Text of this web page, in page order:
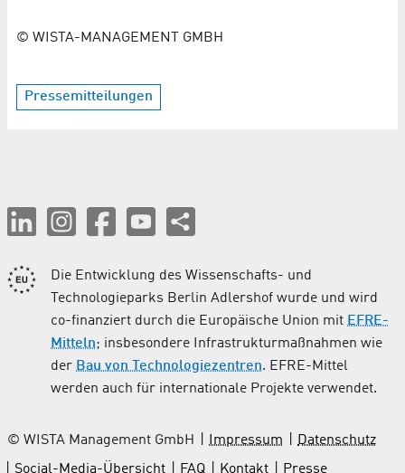
© WISTA-MANAGEMENT GMBH
Pressemitteilungen
Die Entwicklung des Wissenschafts- und
Technologieparks Berlin Adlershof wurde und wird
co-finanziert durch die Europäische Union mit EFRE-
Mitteln; insbesondere Infrastrukturmaßnahmen wie
der Bau von Technologiezentren. EFRE-Mittel
werden auch für internationale Projekte verwendet.
© WISTA Management GmbH Impressum
Datenschutz
Social-Media-Übersicht
FAQ Kontakt Presse